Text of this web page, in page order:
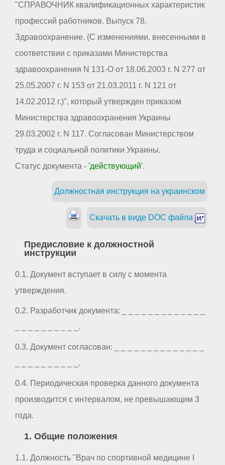
"СПРАВОЧНИК квалификационных характеристик
профессий работников. Выпуск 78.
Здравоохранение. (С изменениями, внесенными в
соответствии с приказами Министерства
здравоохранения N 131-О от 18.06.2003 г. N 277 от
25.05.2007 г. N 153 от 21.03.2011 г. N 121 от
14.02.2012 г.)", который утвержден приказом
Министерства здравоохранения Украины
29.03.2002 г. N 117. Согласован Министерством
труда и социальной политики Украины.
Статус документа - 'действующий'.
Должностная инструкция на украинском
Скачать в виде DOC файла
Предисловие к должностной
инструкции
0.1. Документ вступает в силу с момента
утверждения.
0.2. Разработчик документа: _ _ _ _ _ _ _ _ _ _ _ _ _
_ _ _ _ _ _ _ _ _ _.
0.3. Документ согласован: _ _ _ _ _ _ _ _ _ _ _ _ _ _
_ _ _ _ _ _ _ _ _ _.
0.4. Периодическая проверка данного документа
производится с интервалом, не превышающим 3
года.
1. Общие положения
1.1. Должность "Врач по спортивной медицине I